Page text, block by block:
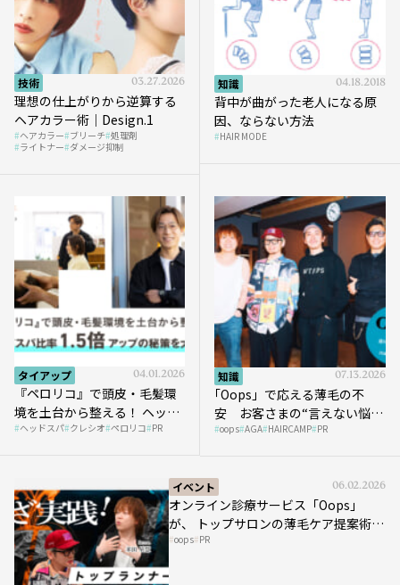
技術 03.27.2026
理想の仕上がりから逆算する
ヘアカラー術｜Design.1
ヘアカラー ブリーチ 処理剤
ライトナー ダメージ抑制
知識 04.18.2018
背中が曲がった老人になる原
因、ならない方法
HAIR MODE
タイアップ 04.01.2026
『ペロリコ』で頭皮・毛髪環
境を土台から整える！ ヘッド
スパ比率1.5倍アップの秘策を
ヘッドスパ クレシオ ペロリコ PR
知識 07.13.2026
｢Oops」で応える薄毛の不
安 お客さまの“言えない悩
み”にどう向き合う？ ＃01
oops AGA HAIRCAMP PR
イベント 06.02.2026
オンライン診療サービス「Oops」
が、 トップサロンの薄毛ケア提案術を
HAIRCAMPで公開！
oops PR